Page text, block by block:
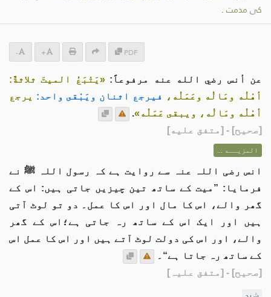
کی مذمت .
PDF
+
-
عن أنس رضي الله عنه مرفوعاً:«يَتْبَعُ الميتَ ثلاثةٌ:
أهْلُه ومَالُه وعَمَلُه،
فيرجع اثنان ويَبْقى واحد: يرجع
أهْلُه ومَالُه، ويبقى عَمَلُه».
[صحيح] - [متفق عليه]
المزيــد ...
انس رضی اللہ عنہ سے روایت ہے کہ رسول اللہ ﷺ نے
فرمایا: ”میت کے ساتھ تین چیزیں جاتی ہیں: اس کے
گھر والے، اس کا مال اور اس کا عمل۔ دو تو لوٹ آتی
ہیں اور ایک اس کے ساتھ رہ جاتی ہے؛اس کے گھر
والے، اور اس کی دولت لوٹ آتے ہیں اور اس کا عمل اس
کے ساتھ رہ جاتا ہے“۔
[صحیح] - [متفق علیہ]